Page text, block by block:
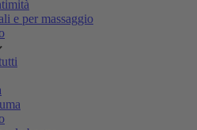
e per massaggio